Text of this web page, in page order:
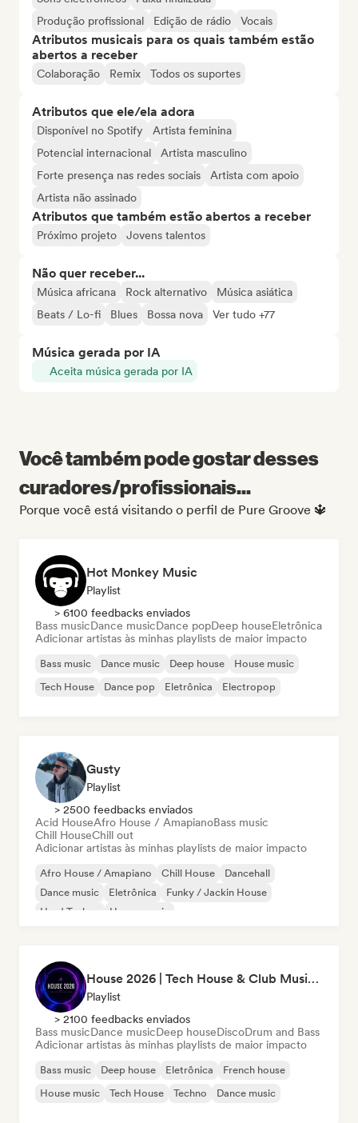
Produção profissional
Edição de rádio Vocais
Atributos musicais para os quais também estão
abertos a receber
Colaboração Remix Todos os suportes
Atributos que ele/ela adora
Disponível no Spotify
Artista feminina
Potencial internacional
Artista masculino
Forte presença nas redes sociais
Artista com apoio
Artista não assinado
Atributos que também estão abertos a receber
Próximo projeto Jovens talentos
Não quer receber...
Música africana Rock alternativo
Música asiática
Beats / Lo-fi
Blues Bossa nova Ver tudo +77
Música gerada por IA
Aceita música gerada por IA
Você também pode gostar desses
curadores/profissionais...
Porque você está visitando o perfil de Pure Groove 🔱
Hot Monkey Music
Playlist
> 6100 feedbacks enviados
Bass musicDance musicDance popDeep houseEletrônica
Adicionar artistas às minhas playlists de maior impacto
Bass music Dance music Deep house
House music
Tech House
Dance pop Eletrônica Electropop
Gusty
Playlist
> 2500 feedbacks enviados
Acid HouseAfro House / AmapianoBass music
Chill HouseChill out
Adicionar artistas às minhas playlists de maior impacto
Afro House / Amapiano Chill House
Dancehall
Dance music
Eletrônica
Funky / Jackin House
Hard Techno
House music
House 2026 | Tech House & Club Music 🔥
Playlist
> 2100 feedbacks enviados
Bass musicDance musicDeep houseDiscoDrum and Bass
Adicionar artistas às minhas playlists de maior impacto
Bass music Deep house Eletrônica
French house
House music
Tech House Techno Dance music